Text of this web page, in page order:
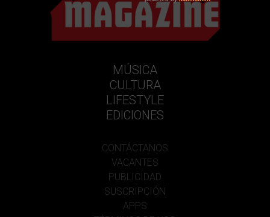
MÚSICA
CULTURA
LIFESTYLE
EDICIONES
CONTÁCTANOS
VACANTES
PUBLICIDAD
SUSCRIPCIÓN
APPS